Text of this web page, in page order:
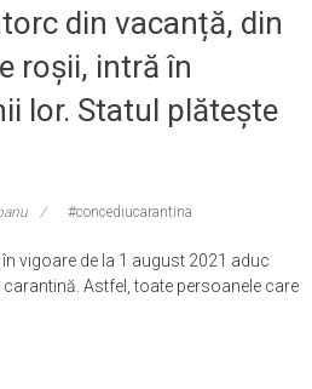
din vacanță, din
roșii, intră în
lor. Statul plătește
#concediucarantina
vigoare de la 1 august 2021 aduc
Astfel, toate persoanele care